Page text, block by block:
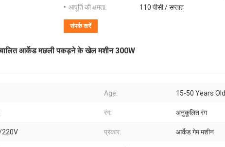
आपूर्ति की क्षमता:
110 पीसी / सप्ताह
संपर्क करें
आर्केड मछली पकड़ने के खेल मशीन 300W
Age: 15-50 Years Old
रंग: अनुकूलित रंग
220V प्रकार: आर्केड गेम मशीन